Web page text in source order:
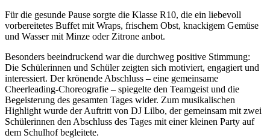
Für die gesunde Pause sorgte die Klasse R10, die ein liebevoll
vorbereitetes Buffet mit Wraps, frischem Obst, knackigem Gemüse
und Wasser mit Minze oder Zitrone anbot.
Besonders beeindruckend war die durchweg positive Stimmung:
Die Schülerinnen und Schüler zeigten sich motiviert, engagiert und
interessiert. Der krönende Abschluss – eine gemeinsame
Cheerleading-Choreografie – spiegelte den Teamgeist und die
Begeisterung des gesamten Tages wider. Zum musikalischen
Highlight wurde der Auftritt von DJ Lilbo, der gemeinsam mit zwei
Schülerinnen den Abschluss des Tages mit einer kleinen Party auf
dem Schulhof begleitete.